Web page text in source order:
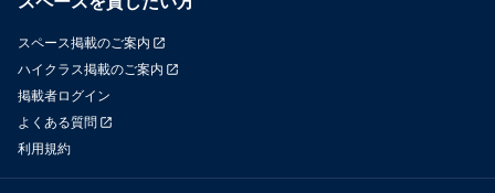
スペース掲載のご案内
ハイクラス掲載のご案内
掲載者ログイン
よくある質問
利用規約